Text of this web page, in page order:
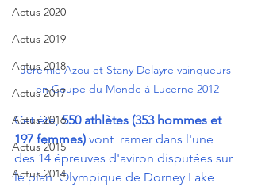
Actus 2020
Actus 2019
Actus 2018
Actus 2017
Actus 2016
Actus 2015
Actus 2014
Jérémie Azou et Stany Delayre vainqueurs
en Coupe du Monde à Lucerne 2012
Cet été, 550 athlètes (353 hommes et
197 femmes) vont  ramer dans l'une
des 14 épreuves d'aviron disputées sur
le plan  Olympique de Dorney Lake